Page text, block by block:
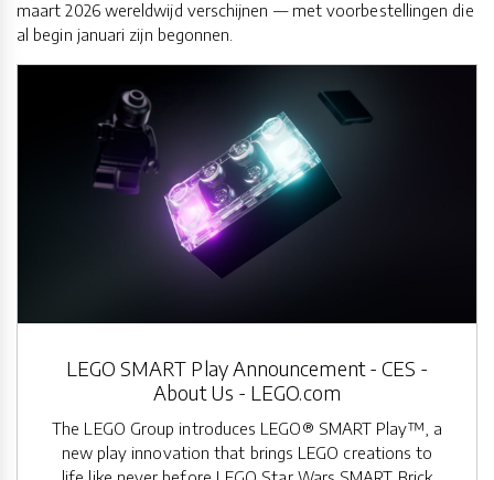
maart 2026 wereldwijd verschijnen — met voorbestellingen die
al begin januari zijn begonnen.
LEGO SMART Play Announcement - CES -
About Us - LEGO.com
The LEGO Group introduces LEGO® SMART Play™, a
new play innovation that brings LEGO creations to